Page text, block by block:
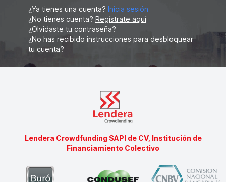
¿Ya tienes una cuenta? Inicia sesión
¿No tienes cuenta? Regístrate aquí
¿Olvidaste tu contraseña?
¿No has recibido instrucciones para desbloquear
tu cuenta?
Lendera Crowdfunding SAPI de CV, Institución de
Financiamiento Colectivo